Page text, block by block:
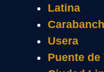
Latina
Usera
Puente de